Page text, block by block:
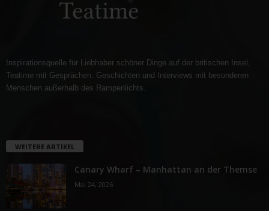
Inspirationsquelle für Liebhaber schöner Dinge auf der britischen Insel,
Teatime mit Gesprächen, Geschichten und Interviews mit besonderen
Menschen außerhalb des Rampenlichts.
WEITERE ARTIKEL
Canary Wharf – Manhattan an der Themse
Mai 24, 2026